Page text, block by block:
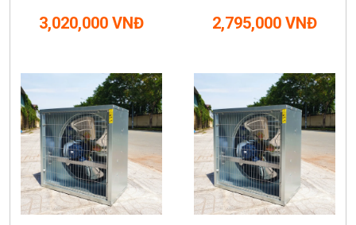
3,020,000 VNĐ 2,795,000 VNĐ